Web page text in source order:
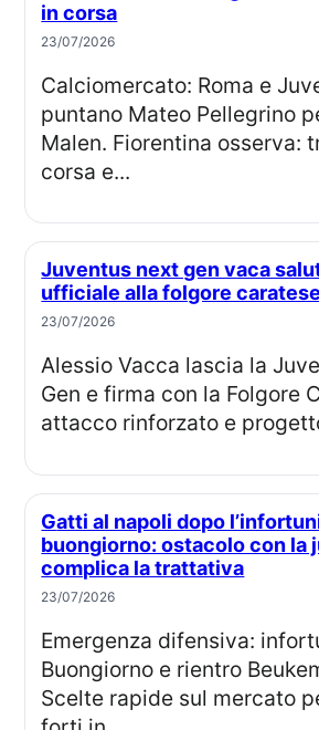
in corsa
23/07/2026
Calciomercato: Roma e Juventus
puntano Mateo Pellegrino
Malen. Fiorentina osserva:
corsa e...
Juventus next gen vaca saluta: passaggio
ufficiale alla folgore caratese
23/07/2026
Alessio Vacca lascia la Juventus Next
Gen e firma con la Folgore
attacco rinforzato e
Gatti al napoli dopo l’infortunio di
buongiorno: ostacolo con la
complica la trattativa
23/07/2026
Emergenza difensiva: infortunio
Buongiorno e rientro
Scelte rapide sul mercato